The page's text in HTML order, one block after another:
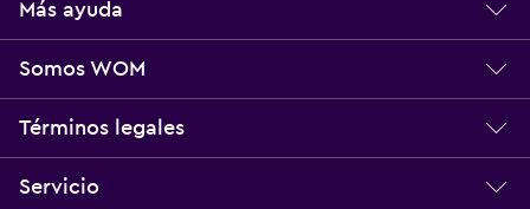
Más ayuda
Servicio técnico
Norma Multibanda
Reclamos
Somos WOM
Sobre WOM
Nuestros Valores
Trabaja con Nosotros
Términos legales
Bases Legales
Servicio